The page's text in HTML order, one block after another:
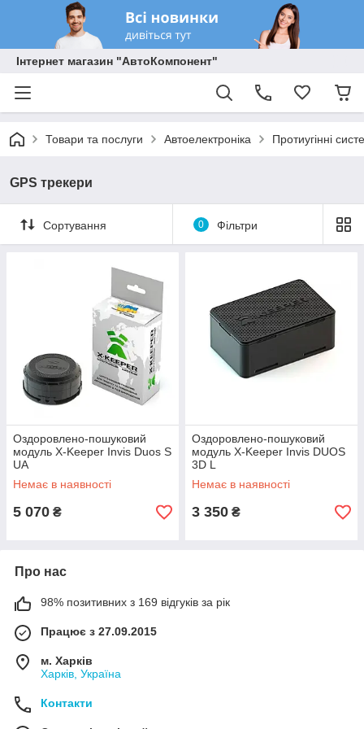
Інтернет магазин "АвтоКомпонент"
Товари та послуги Автоелектроніка Протиугінні
GPS трекери
Сортування 0 Фільтри
Оздоровлено-пошуковий
модуль X-Keeper Invis Duos S
UA
Немає в наявності
5 070 ₴
Оздоровлено-пошуковий
модуль X-Keeper Invis DUOS
3D L
Немає в наявності
3 350 ₴
Про нас
98% позитивних з 169 відгуків за рік
Працює з 27.09.2015
м. Харків
Харків, Україна
Контакти